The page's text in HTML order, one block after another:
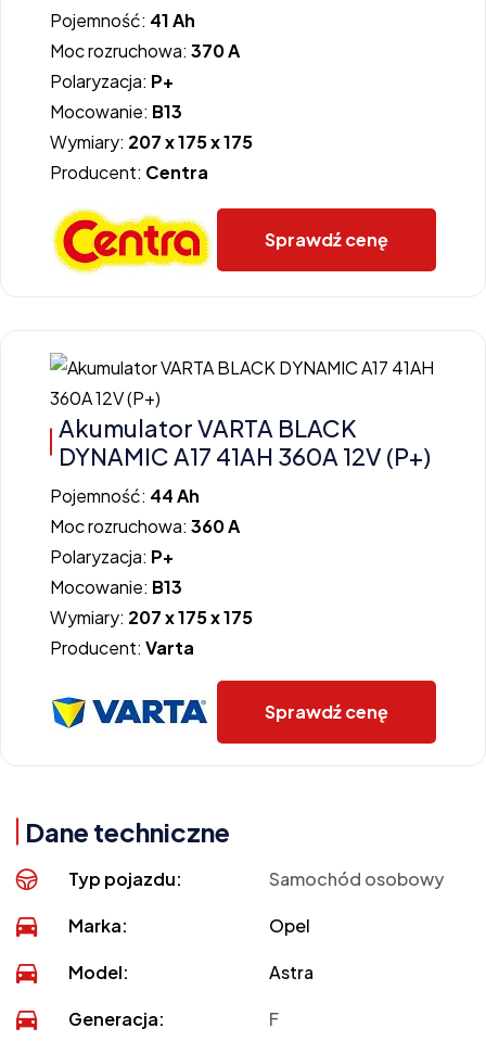
Pojemność: 41 Ah
Moc rozruchowa: 370 A
Polaryzacja: P+
Mocowanie: B13
Wymiary: 207 x 175 x 175
Producent: Centra
Sprawdź cenę
Akumulator VARTA BLACK
DYNAMIC A17 41AH 360A 12V (P+)
Pojemność: 44 Ah
Moc rozruchowa: 360 A
Polaryzacja: P+
Mocowanie: B13
Wymiary: 207 x 175 x 175
Producent: Varta
Sprawdź cenę
Dane techniczne
Typ pojazdu: Samochód osobowy
Marka: Opel
Model: Astra
Generacja: F